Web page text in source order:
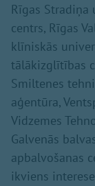
Rīgas Stradiņa
centrs, Rīgas
klīniskās
tālākizglītības
Smiltenes
aģentūra,
Vidzemes
Galvenās
apbalvošanas
ikviens